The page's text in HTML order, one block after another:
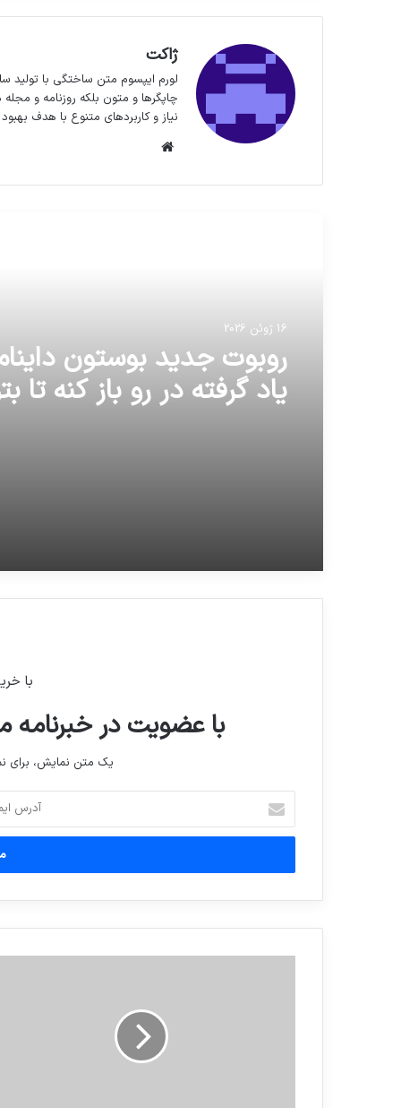
ژاکت
لورم ایپسوم متن ساختگی با تولید
چاپگرها و متون بلکه روزنامه و
نیاز و کاربردهای متنوع با هدف
16 ژوئن 2026
روبوت جدید بوستون
یاد گرفته در رو باز کنه تا
با
با عضویت در خبرنامه
یک متن نمایش،
آدرس
ایمیل
خود
وارد